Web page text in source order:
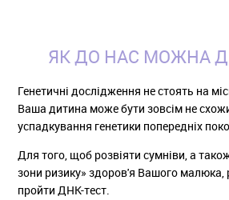
ЯК ДО НАС МОЖНА
Генетичні дослідження не стоять на
Ваша дитина може бути зовсім не
успадкування генетики попередніх
Для того, щоб розвіяти сумніви, а
зони ризику» здоров'я Вашого
пройти ДНК-тест.